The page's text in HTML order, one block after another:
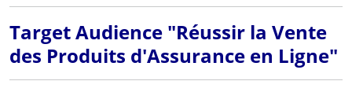
Target Audience "Réussir la Vente
des Produits d'Assurance en Ligne"